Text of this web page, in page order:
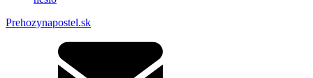
Prehozynapostel.sk